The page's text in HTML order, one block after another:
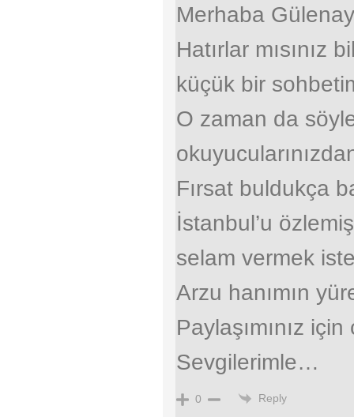
Merhaba
Hatırlar mısınız
küçük bir
O zaman da
Fırsat buldukça
İstanbul’u
selam vermek
Arzu hanımın
Paylaşımınız
Sevgilerimle…
0 Reply